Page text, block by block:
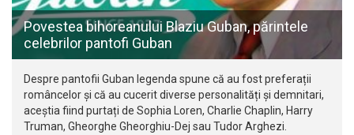
Povestea bihoreanului Blaziu Guban, părintele
celebrilor pantofi Guban
Despre pantofii Guban legenda spune că au fost preferații
româncelor și că au cucerit diverse personalități și demnitari,
aceștia fiind purtați de Sophia Loren, Charlie Chaplin, Harry
Truman, Gheorghe Gheorghiu-Dej sau Tudor Arghezi.